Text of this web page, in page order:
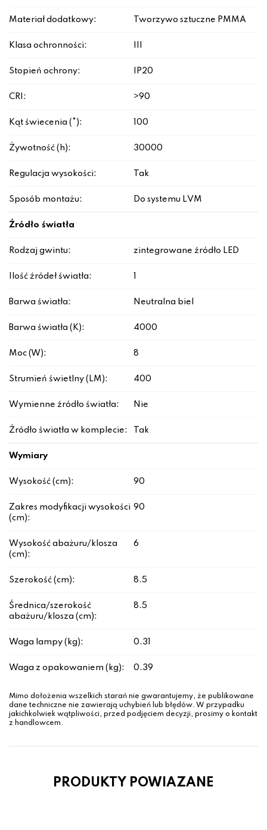
Materiał dodatkowy: Tworzywo sztuczne PMMA
Klasa ochronności:
Stopień ochrony: IP20
CRI: >90
Kąt świecenia (°): 100
Żywotność (h): 30000
Regulacja wysokości: Tak
Sposób montażu: Do systemu LVM
Źródło światła
Rodzaj gwintu: zintegrowane źródło LED
Ilość źródeł światła:
Barwa światła: Neutralna biel
Barwa światła (K): 4000
Moc (W): 8
Strumień świetlny (LM): 400
Wymienne źródło światła: Nie
Źródło światła w komplecie: Tak
Wymiary
Wysokość (cm): 90
Zakres modyfikacji wysokości
(cm):
90
Wysokość abażuru/klosza
(cm):
6
Szerokość (cm): 8.5
Średnica/szerokość
abażuru/klosza (cm):
8.5
Waga lampy (kg): 0.31
Waga z opakowaniem (kg): 0.39
Mimo dołożenia wszelkich starań nie gwarantujemy, że publikowane
dane techniczne nie zawierają uchybień lub błędów. W przypadku
jakichkolwiek wątpliwości, przed podjęciem decyzji, prosimy o kontakt
z handlowcem.
PRODUKTY POWIAZANE